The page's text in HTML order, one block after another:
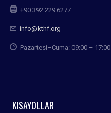
+90 392 229 6277
info@kthf.org
Pazartesi–Cuma: 09:00 – 17:00
KISAYOLLAR